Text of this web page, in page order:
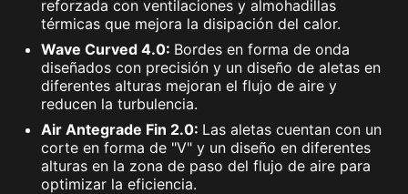
reforzada con ventilaciones y almohadillas
térmicas que mejora la disipación del calor.
Wave Curved 4.0: Bordes en forma de onda
diseñados con precisión y un diseño de aletas en
diferentes alturas mejoran el flujo de aire y
reducen la turbulencia.
Air Antegrade Fin 2.0: Las aletas cuentan con un
corte en forma de "V" y un diseño en diferentes
alturas en la zona de paso del flujo de aire para
optimizar la eficiencia.